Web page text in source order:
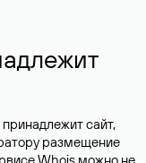
сайт,
размещение